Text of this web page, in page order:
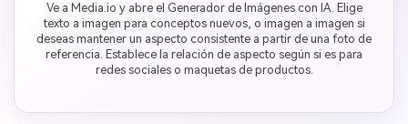
Ve a Media.io y abre el Generador de Imágenes con IA. Elige
texto a imagen para conceptos nuevos, o imagen a imagen si
deseas mantener un aspecto consistente a partir de una foto de
referencia. Establece la relación de aspecto según si es para
redes sociales o maquetas de productos.